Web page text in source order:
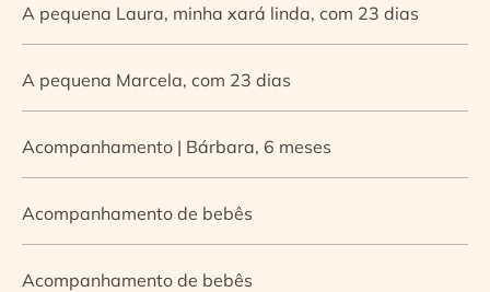
A pequena Laura, minha xará linda, com 23 dias
A pequena Marcela, com 23 dias
Acompanhamento | Bárbara, 6 meses
Acompanhamento de bebês
Acompanhamento de bebês